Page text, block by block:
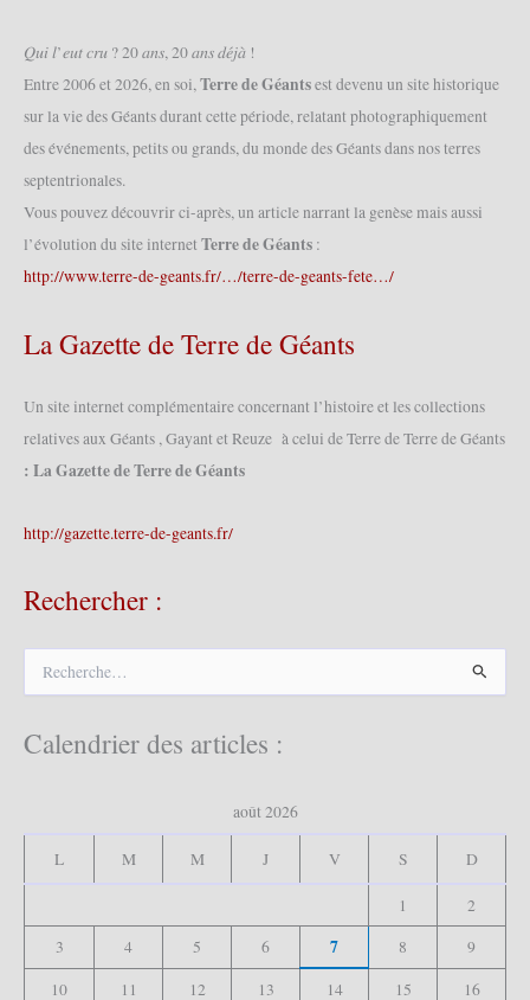
𝑄𝑢𝑖 𝑙’𝑒𝑢𝑡 𝑐𝑟𝑢 ? 20 𝑎𝑛𝑠, 20 𝑎𝑛𝑠 𝑑𝑒́𝑗𝑎̀ !
Entre 2006 et 2026, en soi,Terre de Géantsest devenu un site historique
sur la vie des Géants durant cette période, relatant photographiquement
des événements, petits ou grands, du monde des Géants dans nos terres
septentrionales.
Vous pouvez découvrir ci-après, un article narrant la genèse mais aussi
l’évolution du site internet Terre de Géants :
http://www.terre-de-geants.fr/…/terre-de-geants-fete…/
La Gazette de Terre de Géants
Un site internet complémentaire concernant l’histoire et les collections
relatives aux Géants , Gayant et Reuze à celui de Terre de Terre de Géants
: La Gazette de Terre de Géants
http://gazette.terre-de-geants.fr/
Rechercher :
e
Calendrier des articles :
août 2026
L M M J V S D
1
2
3
4 5 6 7 8
9
10
11 12 13 14 15
16